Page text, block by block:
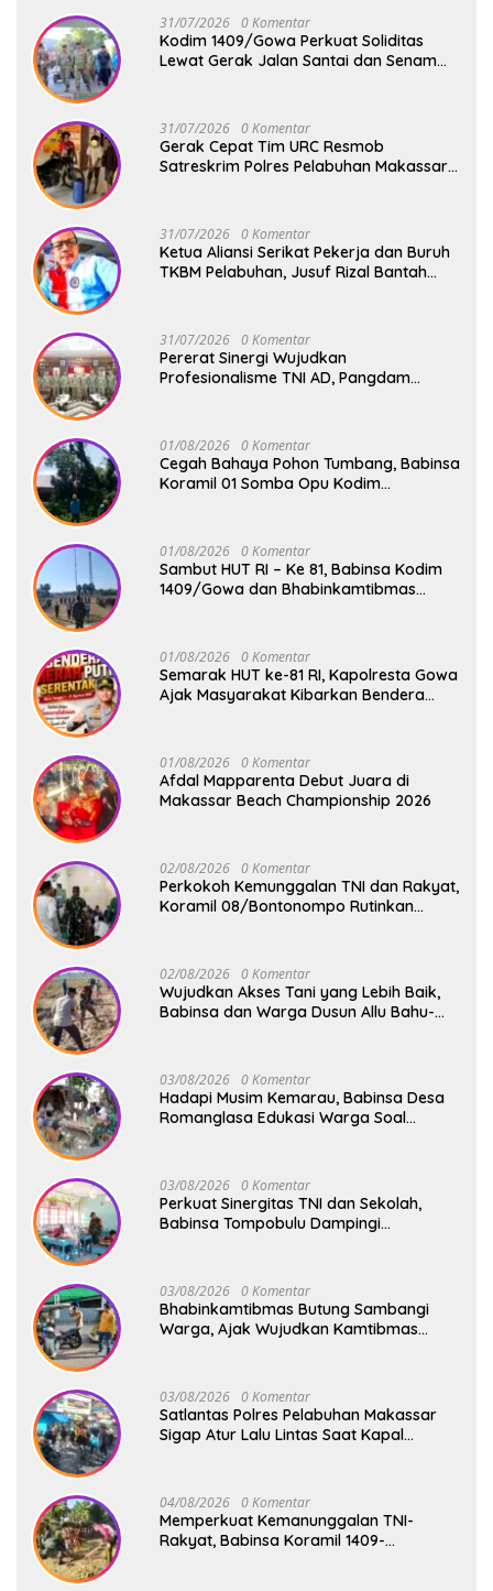
31/07/2026 0 Komentar
Kodim 1409/Gowa Perkuat Soliditas
Lewat Gerak Jalan Santai dan Senam
31/07/2026 0 Komentar
Gerak Cepat Tim URC Resmob
Satreskrim Polres Pelabuhan Makassar
31/07/2026 0 Komentar
Ketua Aliansi Serikat Pekerja dan Buruh
TKBM Pelabuhan, Jusuf Rizal Bantah
31/07/2026 0 Komentar
Pererat Sinergi Wujudkan
Profesionalisme TNI AD, Pangdam
01/08/2026 0 Komentar
Cegah Bahaya Pohon Tumbang, Babinsa
Koramil 01 Somba Opu Kodim
Baddo
01/08/2026 0 Komentar
Sambut HUT RI – Ke 81, Babinsa Kodim
1409/Gowa dan Bhabinkamtibmas
01/08/2026 0 Komentar
Semarak HUT ke-81 RI, Kapolresta Gowa
Ajak Masyarakat Kibarkan Bendera
01/08/2026 0 Komentar
Afdal Mapparenta Debut Juara di
Makassar Beach Championship 2026
02/08/2026 0 Komentar
Perkokoh Kemunggalan TNI dan Rakyat,
Koramil 08/Bontonompo Rutinkan
02/08/2026 0 Komentar
Wujudkan Akses Tani yang Lebih Baik,
Babinsa dan Warga Dusun Allu Bahu-
03/08/2026 0 Komentar
Hadapi Musim Kemarau, Babinsa Desa
Romanglasa Edukasi Warga Soal
03/08/2026 0 Komentar
Perkuat Sinergitas TNI dan Sekolah,
Babinsa Tompobulu Dampingi
03/08/2026 0 Komentar
Bhabinkamtibmas Butung Sambangi
Warga, Ajak Wujudkan Kamtibmas
03/08/2026 0 Komentar
Satlantas Polres Pelabuhan Makassar
Sigap Atur Lalu Lintas Saat Kapal
04/08/2026 0 Komentar
Memperkuat Kemanunggalan TNI-
Rakyat, Babinsa Koramil 1409-